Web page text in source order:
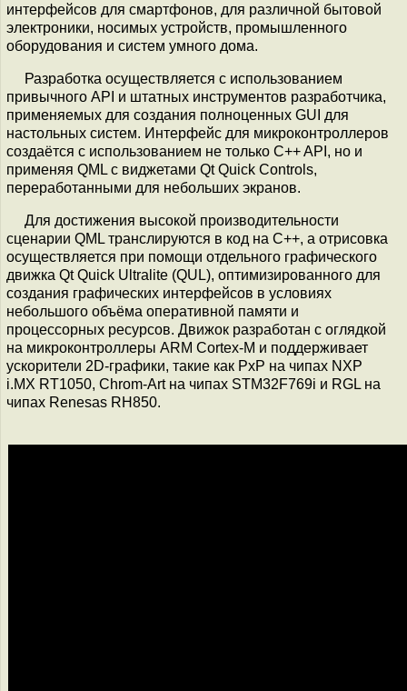
интерфейсов для смартфонов, для различной бытовой
электроники, носимых устройств, промышленного
оборудования и систем умного дома.
Разработка осуществляется с использованием
привычного API и штатных инструментов разработчика,
применяемых для создания полноценных GUI для
настольных систем. Интерфейс для микроконтроллеров
создаётся с использованием не только C++ API, но и
применяя QML c виджетами Qt Quick Controls,
переработанными для небольших экранов.
Для достижения высокой производительности
сценарии QML транслируются в код на C++, а отрисовка
осуществляется при помощи отдельного графического
движка Qt Quick Ultralite (QUL), оптимизированного для
создания графических интерфейсов в условиях
небольшого объёма оперативной памяти и
процессорных ресурсов. Движок разработан с оглядкой
на микроконтроллеры ARM Cortex-M и поддерживает
ускорители 2D-графики, такие как PxP на чипах NXP
i.MX RT1050, Chrom-Art на чипах STM32F769i и RGL на
чипах Renesas RH850.